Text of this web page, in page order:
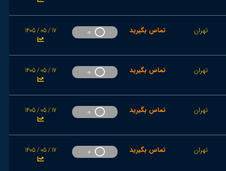
تهران تماس بگیرید 1405 / 05 / 17
تهران تماس بگیرید 1405 / 05 / 17
تهران تماس بگیرید 1405 / 05 / 17
تهران تماس بگیرید 1405 / 05 / 17